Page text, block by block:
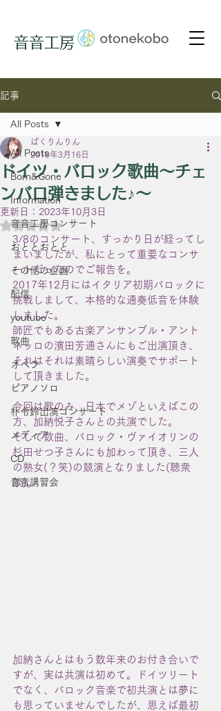
音音工房
記事
All Posts
Born&Gone
Information
音音工房コンサート
おととおとと
その他の企画
配信
youtube
歌曲
オペラ
ピアノソロ
朴令鈴出演コンサート
メディア
CD
音音講習会
All Posts
ドイツ・バロック歌曲〜チェ
ンバロ弾きました♪〜
ぱくりんりん
2019年3月16日
更新日： 2023年10月3日
5つ星のうちNaNと評価されています。
3/8のコンサート、すっかり日が経ってし
まいましたが、私にとって重要なコンサ
ートだったのでご報告を。
2017年12月にはイタリア初期バロックに
挑戦しまして、本格的な通奏低音を体験
しました。
師匠でもある古楽アンサンブル・アント
ネッロの濱田芳通さんにもご出演頂き、
それはそれは素晴らしい演奏でサポート
して頂きました。
今回は歌のみ、日本でメゾといえばこの
方、加納悦子さんとの共演でした。
そして数曲、バロック・ヴァイオリンの
杉田せつ子さんにも加わって頂き、三人
の熟女(？笑)の競演となりました(聴衆
談)。
加納さんとはもう数年来のお付き合いで
すが、実は共演は初めて。ドイツリート
でなく、バロック音楽で初共演とは夢に
も思っていませんでしたが、思えば最初